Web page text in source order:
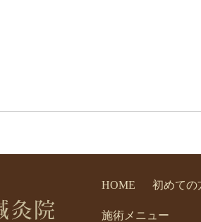
HOME 初めての
施術メニュー